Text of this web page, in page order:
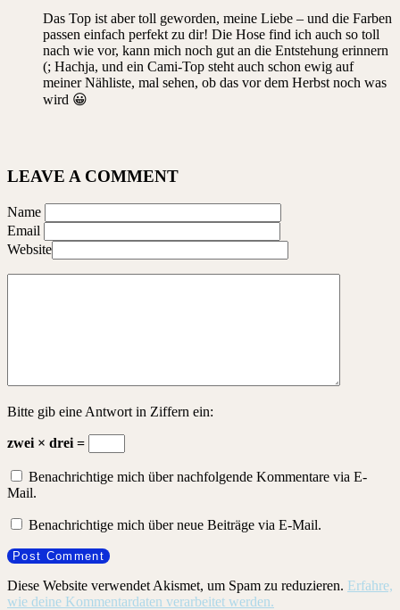
Das Top ist aber toll geworden, meine Liebe – und die Farben
passen einfach perfekt zu dir! Die Hose find ich auch so toll
nach wie vor, kann mich noch gut an die Entstehung erinnern
(; Hachja, und ein Cami-Top steht auch schon ewig auf
meiner Nähliste, mal sehen, ob das vor dem Herbst noch was
wird 😀
LEAVE A COMMENT
Name
Email
Website
Bitte gib eine Antwort in Ziffern ein:
zwei × drei =
Benachrichtige mich über nachfolgende Kommentare via E-
Mail.
Benachrichtige mich über neue Beiträge via E-Mail.
Diese Website verwendet Akismet, um Spam zu reduzieren. Erfahre,
wie deine Kommentardaten verarbeitet werden.